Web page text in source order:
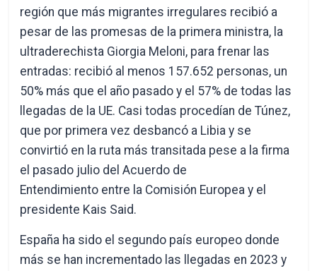
región que más migrantes irregulares recibió a
pesar de las promesas de la primera ministra, la
ultraderechista Giorgia Meloni, para frenar las
entradas: recibió al menos 157.652 personas, un
50% más que el año pasado y el 57% de todas las
llegadas de la UE. Casi todas procedían de Túnez,
que por primera vez desbancó a Libia y se
convirtió en la ruta más transitada pese a la firma
el pasado julio del Acuerdo de
Entendimiento entre la Comisión Europea y el
presidente Kais Said.
España ha sido el segundo país europeo donde
más se han incrementado las llegadas en 2023 y